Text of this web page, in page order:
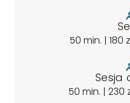
50 min. | 180
Sesja
50 min. | 230